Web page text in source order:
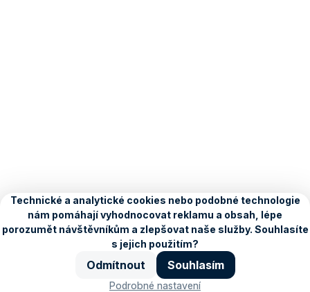
Kariéra Blog Ochrana údajů
personalizace
Copyright © 1996–2026, Seznam.cz, a.s.